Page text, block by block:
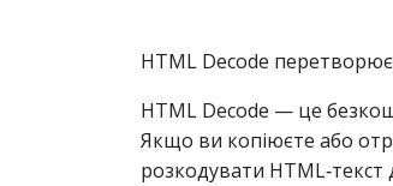
HTML Decode
HTML Decode — це
Якщо ви копіюєте або
розкодувати